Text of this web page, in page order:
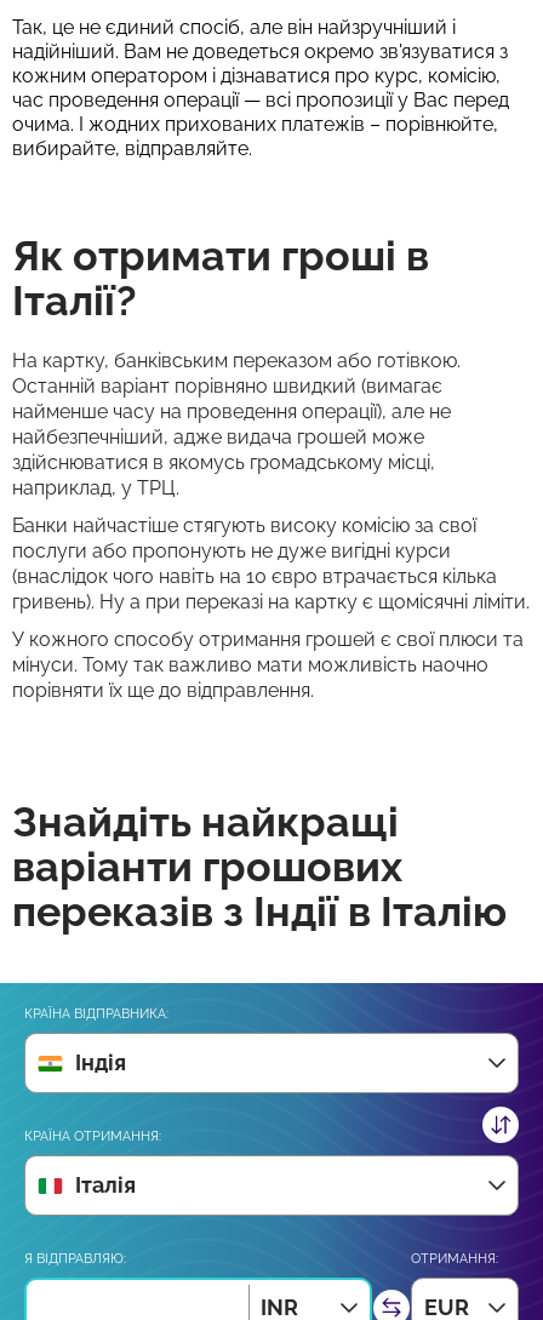
Так, це не єдиний спосіб, але він найзручніший і
надійніший. Вам не доведеться окремо зв'язуватися з
кожним оператором і дізнаватися про курс, комісію,
час проведення операції — всі пропозиції у Вас перед
очима. І жодних прихованих платежів – порівнюйте,
вибирайте, відправляйте.
Як отримати гроші в
Італії?
На картку, банківським переказом або готівкою.
Останній варіант порівняно швидкий (вимагає
найменше часу на проведення операції), але не
найбезпечніший, адже видача грошей може
здійснюватися в якомусь громадському місці,
наприклад, у ТРЦ.
Банки найчастіше стягують високу комісію за свої
послуги або пропонують не дуже вигідні курси
(внаслідок чого навіть на 10 євро втрачається кілька
гривень). Ну а при переказі на картку є щомісячні ліміти.
У кожного способу отримання грошей є свої плюси та
мінуси. Тому так важливо мати можливість наочно
порівняти їх ще до відправлення.
Знайдіть найкращі
варіанти грошових
переказів з Індії в Італію
КРАЇНА ВІДПРАВНИКА:
Індія
КРАЇНА ОТРИМАННЯ:
Італія
Я ВІДПРАВЛЯЮ:
INR
ОТРИМАННЯ:
EUR